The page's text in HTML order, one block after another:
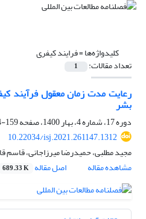
کلیدواژه‌ها =فرایند کیفری
تعداد مقالات: 1
رعایت مدت زمان معقول فرآیند
بشر
دوره 17، شماره 4، بهار 1400، صفحه
159-174
10.22034/isj.2021.261147.1312
مجید مطلبی، حمیدرضا میرزاجانی، قاسم
مشاهده مقاله
اصل مقاله 689.33 K